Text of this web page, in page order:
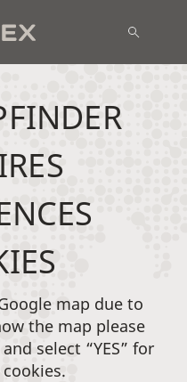
map due to
the map please
select “YES” for